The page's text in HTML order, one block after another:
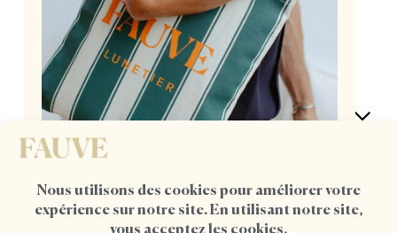
opticiennes passionnées
AIDE
POUR LUI
UN TOTE BAG OFFERT DÈS
L'ACHAT D'UNE MONTURE